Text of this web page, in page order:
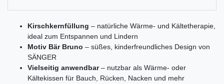
Kirschkernfüllung – natürliche Wärme- und Kältetherapie,
ideal zum Entspannen und Lindern
Motiv Bär Bruno – süßes, kinderfreundliches Design von
SÄNGER
Vielseitig anwendbar– nutzbar als Wärme- oder
Kältekissen für Bauch, Rücken, Nacken und mehr